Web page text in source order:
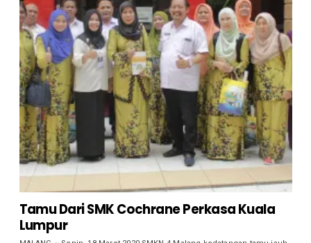
Tamu Dari SMK Cochrane Perkasa Kuala
Lumpur